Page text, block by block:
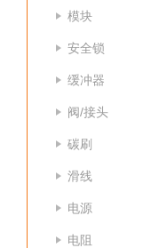
模块
安全锁
缓冲器
阀/接头
碳刷
滑线
电源
电阻